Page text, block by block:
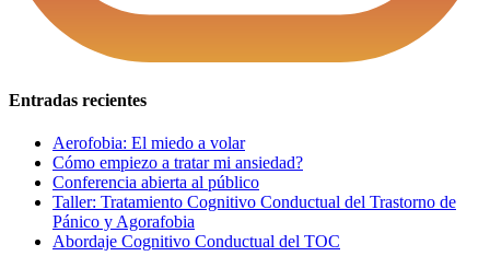
Entradas recientes
Aerofobia: El miedo a volar
Cómo empiezo a tratar mi ansiedad?
Conferencia abierta al público
Taller: Tratamiento Cognitivo Conductual del Trastorno de
Pánico y Agorafobia
Abordaje Cognitivo Conductual del TOC